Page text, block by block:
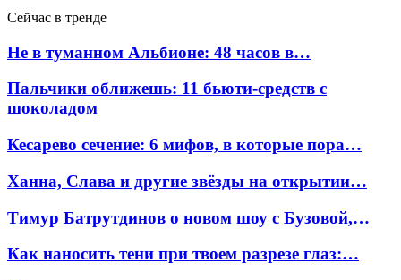
Сейчас в тренде
Не в туманном Альбионе: 48 часов в…
Пальчики оближешь: 11 бьюти-средств с
шоколадом
Кесарево сечение: 6 мифов, в которые пора…
Ханна, Слава и другие звёзды на открытии…
Тимур Батрутдинов о новом шоу с Бузовой,…
Как наносить тени при твоем разрезе глаз:…